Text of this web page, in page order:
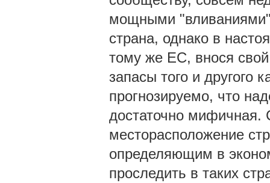
мощными
страна, однако в
тому же ЕС, внося
запасы того и другого
прогнозируемо, что
достаточно мифичная.
месторасположение
определяющим в
проследить в таких